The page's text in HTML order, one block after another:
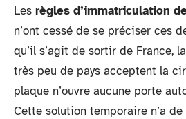
Les règles d’immatriculation
n’ont cessé de se préciser ces
qu’il s’agit de sortir de France,
très peu de pays acceptent la
plaque n’ouvre aucune porte
Cette solution temporaire n’a